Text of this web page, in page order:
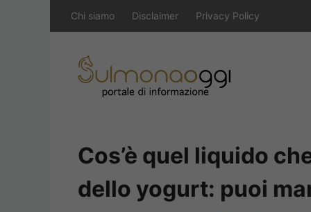
Chi siamo Disclaimer Privacy Policy
Cos’è quel liquido
dello yogurt: puoi